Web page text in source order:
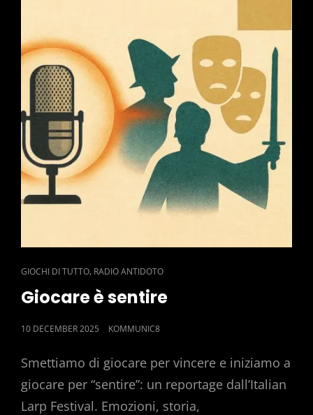
CAT
LINKS
GIOCHI DI TUTTO, RADIO ANTIDOTO
Giocare è sentire
POSTED
10 DECEMBER 2025 KOMMUNIC8
Smettiamo di giocare per vincere e iniziamo a
giocare per “sentire”: un reportage dall’Italian
Larp Festival. Emozioni, storia,